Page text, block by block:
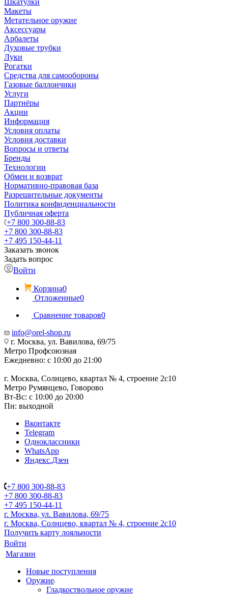
Шкатулки
Макеты
Метательное оружие
Аксессуары
Арбалеты
Духовые трубки
Луки
Рогатки
Средства для самообороны
Газовые баллончики
Услуги
Партнёры
Акции
Информация
Условия оплаты
Условия доставки
Вопросы и ответы
Бренды
Технологии
Обмен и возврат
Нормативно-правовая база
Разрешительные документы
Политика конфиденциальности
Публичная оферта
+7 800 300-88-83
+7 800 300-88-83
+7 495 150-44-11
Заказать звонок
Задать вопрос
Войти
Корзина0
Отложенные0
Сравнение товаров0
info@orel-shop.ru
г. Москва, ул. Вавилова, 69/75
Метро Профсоюзная
Ежедневно: с 10:00 до 21:00
г. Москва, Солнцево, квартал № 4, строение 2с10
Метро Румянцево, Говорово
Вт-Вс: с 10:00 до 20:00
Пн: выходной
Вконтакте
Telegram
Одноклассники
WhatsApp
Яндекс.Дзен
+7 800 300-88-83
+7 800 300-88-83
+7 495 150-44-11
г. Москва, ул. Вавилова, 69/75
г. Москва, Солнцево, квартал № 4, строение 2с10
Получить карту лояльности
Войти
Магазин
Новые поступления
Оружие
Гладкоствольное оружие